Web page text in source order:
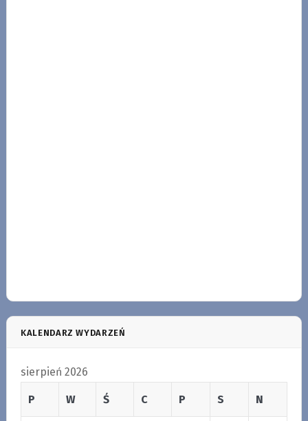
KALENDARZ WYDARZEŃ
sierpień 2026
P W Ś C P S N